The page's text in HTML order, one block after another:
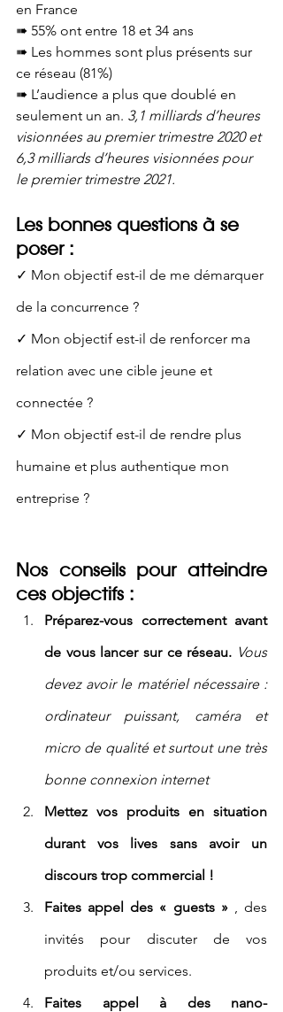
en France
➠ 55% ont entre 18 et 34 ans
➠ Les hommes sont plus présents sur
ce réseau (81%)
➠ L’audience a plus que doublé en
seulement un an. 3,1 milliards d’heures
visionnées au premier trimestre 2020 et
6,3 milliards d’heures visionnées pour
le premier trimestre 2021.
Les bonnes questions à se
poser :
✓ Mon objectif est-il de me démarquer
de la concurrence ?
✓ Mon objectif est-il de renforcer ma
relation avec une cible jeune et
connectée ?
✓ Mon objectif est-il de rendre plus
humaine et plus authentique mon
entreprise ?
Nos conseils pour atteindre
ces objectifs :
Préparez-vous correctement avant
de vous lancer sur ce réseau. Vous
devez avoir le matériel nécessaire :
ordinateur puissant, caméra et
micro de qualité et surtout une très
bonne connexion internet
Mettez vos produits en situation
durant vos lives sans avoir un
discours trop commercial !
Faites appel des « guests » , des
invités pour discuter de vos
produits et/ou services.
Faites appel à des nano-